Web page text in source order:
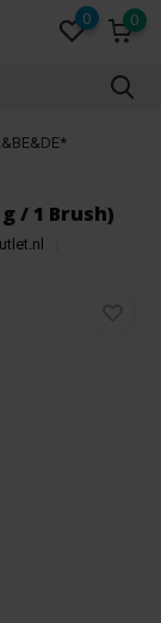
0 0
/ 1 Brush)